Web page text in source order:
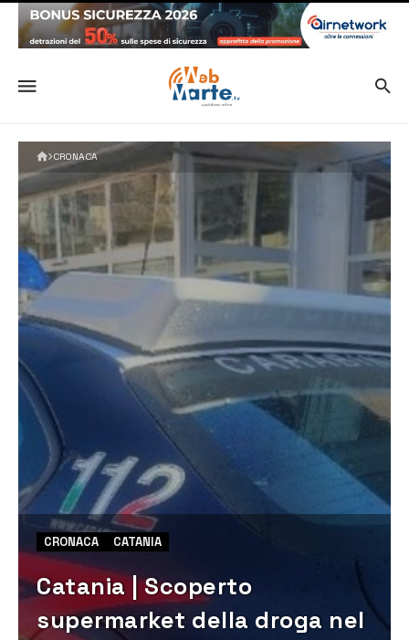
CRONACA
CRONACA CATANIA
Catania | Scoperto
supermarket della droga nel